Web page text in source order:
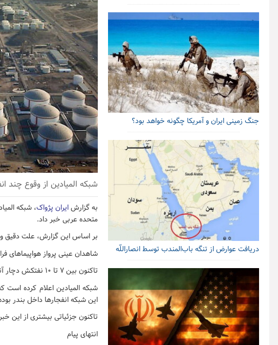
شبکه المیادین از وقوع چند
به گزارشایران پژواک، شبکه
متحده عربی خبر داد.
بر اساس این گزارش، علت دقیق
شاهدان عینی پرواز هواپیماهای
تاکنون بین ۷ تا ۱۰ نفتکش دچار آتش سوزی شده اند.
شبکه المیادین اعلام کرده است
این شبکه انفجارها داخل بندر
تاکنون جزئیاتی بیشتری از این
انتهای پیام
جنگ زمینی ایران و آمریکا چگونه خواهد بود؟
دریافت عوارض از تنگه باب‌المندب توسط انصاراللّه